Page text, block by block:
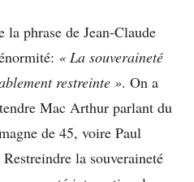
la phrase de Jean-Claude
« La souveraineté
restreinte ». On a
Mac Arthur parlant du
de 45, voire Paul
la souveraineté